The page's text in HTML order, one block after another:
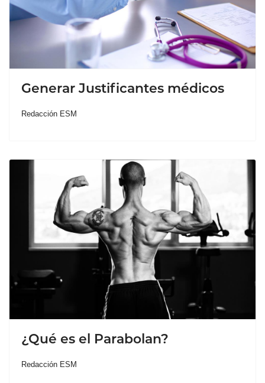
Generar Justificantes médicos
Redacción ESM
¿Qué es el Parabolan?
Redacción ESM